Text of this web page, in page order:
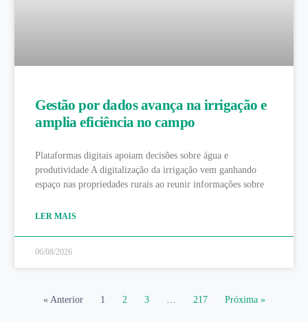
Gestão por dados avança na irrigação e
amplia eficiência no campo
Plataformas digitais apoiam decisões sobre água e
produtividade A digitalização da irrigação vem ganhando
espaço nas propriedades rurais ao reunir informações sobre
LER MAIS
06/08/2026
« Anterior 1 2 3 217 Próxima »